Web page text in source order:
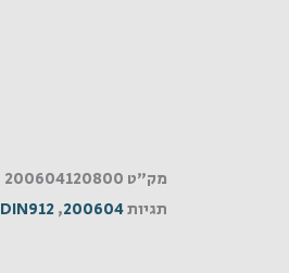
מק"ט 200604120800
תגיות200604
,
DIN912